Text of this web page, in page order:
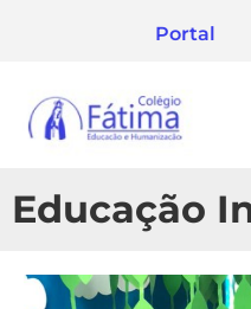
Portal
Educação